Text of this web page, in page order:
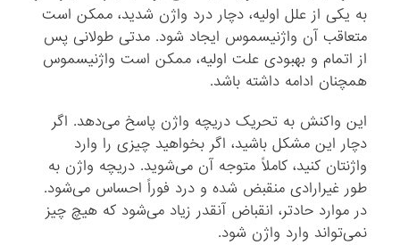
به یکی از علل اولیه، دچار درد واژن شدید، ممکن است
متعاقب آن واژنیسموس ایجاد شود. مدتی طولانی پس
از اتمام و بهبودی علت اولیه، ممکن است واژنیسموس
همچنان ادامه داشته باشد.
این واکنش به تحریک دریچه‌ واژن پاسخ می‌دهد. اگر
دچار این مشکل باشید، اگر بخواهید چیزی را وارد
واژنتان کنید، کاملاً متوجه آن می‌شوید. دریچه واژن به
طور غیرارادی منقبض شده و درد فوراً احساس می‌شود.
در موارد حادتر، انقباض آنقدر زیاد می‌شود که هیچ چیز
نمی‌تواند وارد واژن شود.